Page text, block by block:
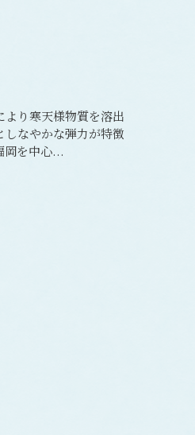
り寒天様物質を溶出
しなやかな弾力が特徴
岡を中心...